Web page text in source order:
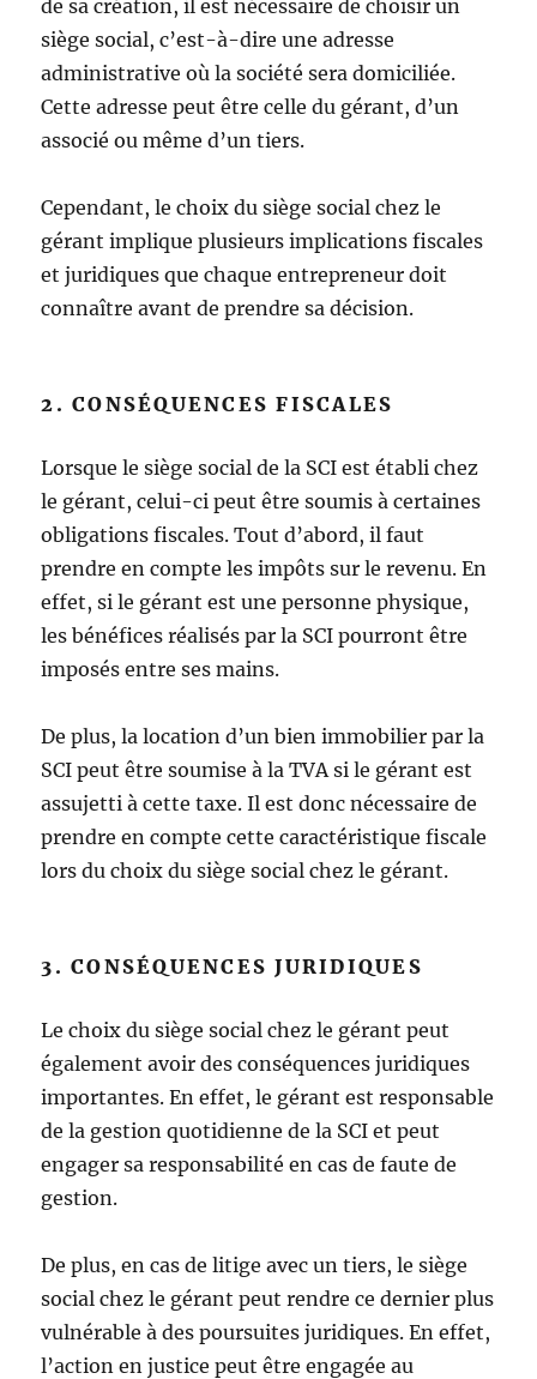
de sa création, il est nécessaire de choisir un
siège social, c’est-à-dire une adresse
administrative où la société sera domiciliée.
Cette adresse peut être celle du gérant, d’un
associé ou même d’un tiers.
Cependant, le choix du siège social chez le
gérant implique plusieurs implications fiscales
et juridiques que chaque entrepreneur doit
connaître avant de prendre sa décision.
2. CONSÉQUENCES FISCALES
Lorsque le siège social de la SCI est établi chez
le gérant, celui-ci peut être soumis à certaines
obligations fiscales. Tout d’abord, il faut
prendre en compte les impôts sur le revenu. En
effet, si le gérant est une personne physique,
les bénéfices réalisés par la SCI pourront être
imposés entre ses mains.
De plus, la location d’un bien immobilier par la
SCI peut être soumise à la TVA si le gérant est
assujetti à cette taxe. Il est donc nécessaire de
prendre en compte cette caractéristique fiscale
lors du choix du siège social chez le gérant.
3. CONSÉQUENCES JURIDIQUES
Le choix du siège social chez le gérant peut
également avoir des conséquences juridiques
importantes. En effet, le gérant est responsable
de la gestion quotidienne de la SCI et peut
engager sa responsabilité en cas de faute de
gestion.
De plus, en cas de litige avec un tiers, le siège
social chez le gérant peut rendre ce dernier plus
vulnérable à des poursuites juridiques. En effet,
l’action en justice peut être engagée au